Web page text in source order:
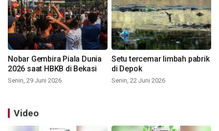
Nobar Gembira Piala Dunia
2026 saat HBKB di Bekasi
Senin, 29 Juni 2026
Setu tercemar limbah pabrik
di Depok
Senin, 22 Juni 2026
Video